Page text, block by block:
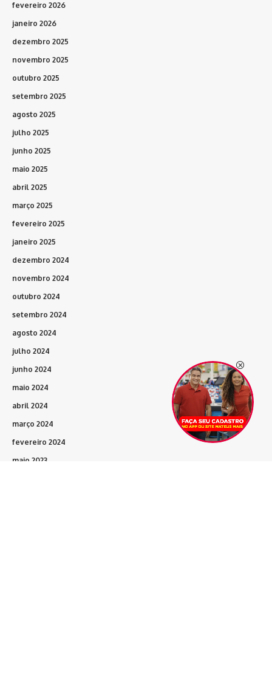
fevereiro 2026
janeiro 2026
dezembro 2025
novembro 2025
outubro 2025
setembro 2025
agosto 2025
julho 2025
junho 2025
maio 2025
abril 2025
março 2025
fevereiro 2025
janeiro 2025
dezembro 2024
novembro 2024
outubro 2024
setembro 2024
agosto 2024
julho 2024
junho 2024
maio 2024
abril 2024
março 2024
fevereiro 2024
maio 2023